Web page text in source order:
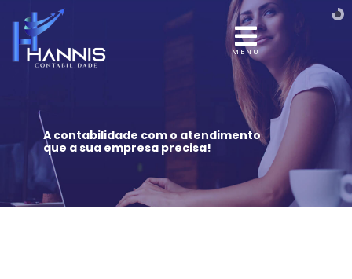
MENU
A contabilidade com o atendimento
que a sua empresa precisa!